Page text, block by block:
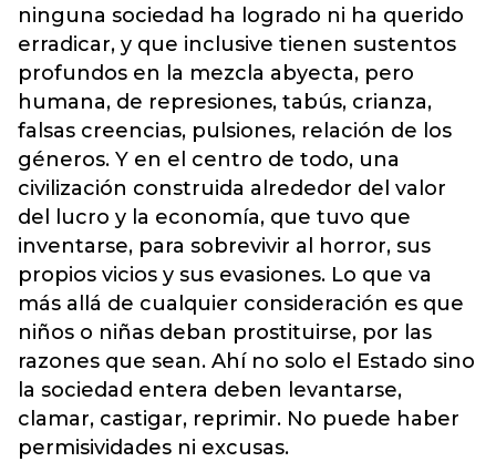
ninguna sociedad ha logrado ni ha querido
erradicar, y que inclusive tienen sustentos
profundos en la mezcla abyecta, pero
humana, de represiones, tabús, crianza,
falsas creencias, pulsiones, relación de los
géneros. Y en el centro de todo, una
civilización construida alrededor del valor
del lucro y la economía, que tuvo que
inventarse, para sobrevivir al horror, sus
propios vicios y sus evasiones. Lo que va
más allá de cualquier consideración es que
niños o niñas deban prostituirse, por las
razones que sean. Ahí no solo el Estado sino
la sociedad entera deben levantarse,
clamar, castigar, reprimir. No puede haber
permisividades ni excusas.